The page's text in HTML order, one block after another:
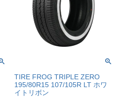
TIRE FROG TRIPLE ZERO
195/80R15 107/105R LT ホワ
イトリボン